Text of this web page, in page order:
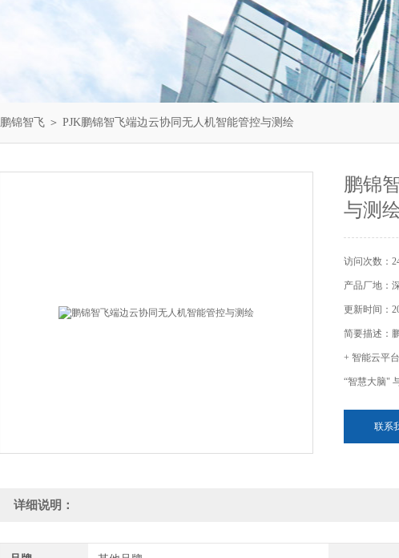
鹏锦智飞 ＞ PJK鹏锦智飞端边云协同无人机智能管控与测绘
鹏锦
与测
访问次数：
产品厂地：
更新时间：
简要描述：
+ 智能云平
“智慧大脑"
联系
详细说明：